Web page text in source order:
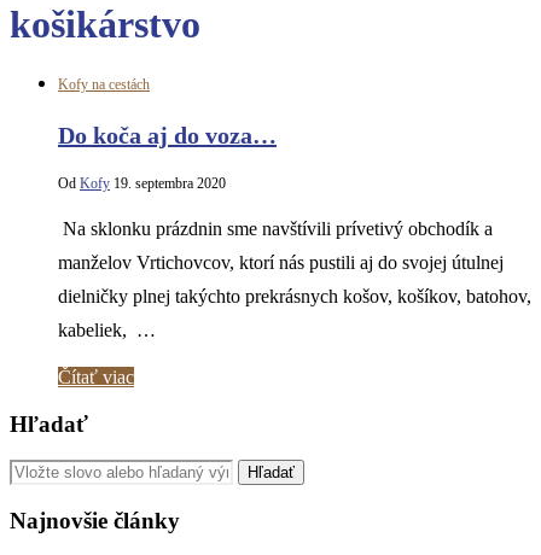
košikárstvo
Kofy na cestách
Do koča aj do voza…
Od Kofy 19. septembra 2020
Na sklonku prázdnin sme navštívili prívetivý obchodík a
manželov Vrtichovcov, ktorí nás pustili aj do svojej útulnej
dielničky plnej takýchto prekrásnych košov, košíkov, batohov,
kabeliek, …
Čítať viac
Hľadať
Najnovšie články